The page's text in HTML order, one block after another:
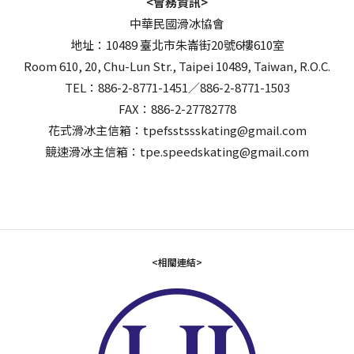
中華民國滑冰協會
地址：10489 臺北市朱崙街20號6樓610室
Room 610, 20, Chu-Lun Str., Taipei 10489, Taiwan, R.O.C.
TEL：886-2-8771-1451／886-2-8771-1503
FAX：886-2-27782778
花式滑冰主信箱：tpefsstssskating@gmail.com
競速滑冰主信箱：tpe.speedskating@gmail.com
<相關連結>